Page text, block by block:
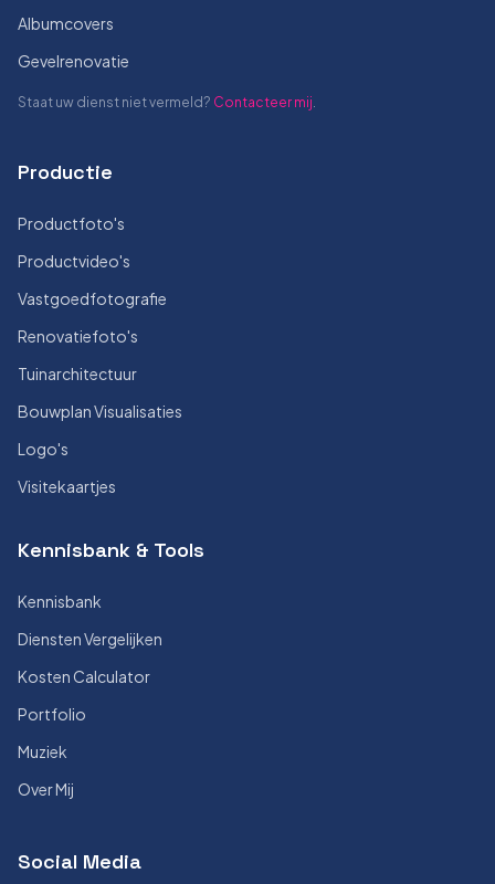
Albumcovers
Gevelrenovatie
Staat uw dienst niet vermeld? Contacteer mij.
Productie
Productfoto's
Productvideo's
Vastgoedfotografie
Renovatiefoto's
Tuinarchitectuur
Bouwplan Visualisaties
Logo's
Visitekaartjes
Kennisbank & Tools
Kennisbank
Diensten Vergelijken
Kosten Calculator
Portfolio
Muziek
Over Mij
Social Media